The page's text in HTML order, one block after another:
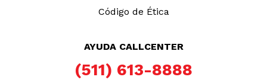
Código de Ética
AYUDA CALLCENTER
(511) 613-8888